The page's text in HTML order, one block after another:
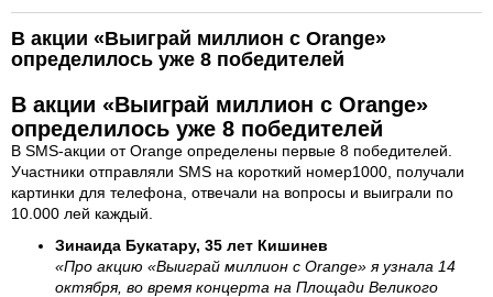
В акции «Выиграй миллион с Orange»
определилось уже 8 победителей
В акции «Выиграй миллион с Orange»
определилось уже 8 победителей
В SMS-акции от Orange определены первые 8 победителей.
Участники отправляли SMS на короткий номер1000, получали
картинки для телефона, отвечали на вопросы и выиграли по
10.000 лей каждый.
Зинаида Букатару, 35 лет Кишинев
«Про акцию «Выиграй миллион с Orange» я узнала 14
октября, во время концерта на Площади Великого